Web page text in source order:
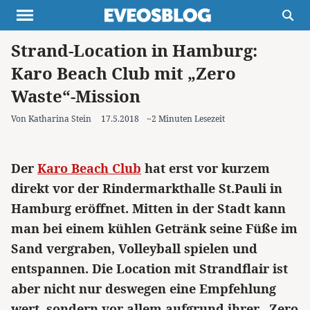
Themen Projekte
Inspiration
Destinationen
Über uns
Buchtipps
Newsletter
Strand-Location in Hamburg:
Karo Beach Club mit „Zero
Waste“-Mission
Von Katharina Stein 17.5.2018 ~2 Minuten Lesezeit
Der Karo Beach Club hat erst vor kurzem
direkt vor der Rindermarkthalle St.Pauli in
Hamburg eröffnet. Mitten in der Stadt kann
man bei einem kühlen Getränk seine Füße im
Sand vergraben, Volleyball spielen und
entspannen. Die Location mit Strandflair ist
aber nicht nur deswegen eine Empfehlung